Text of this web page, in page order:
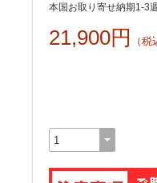
本国お取り寄せ納期1-3
21,900円 （